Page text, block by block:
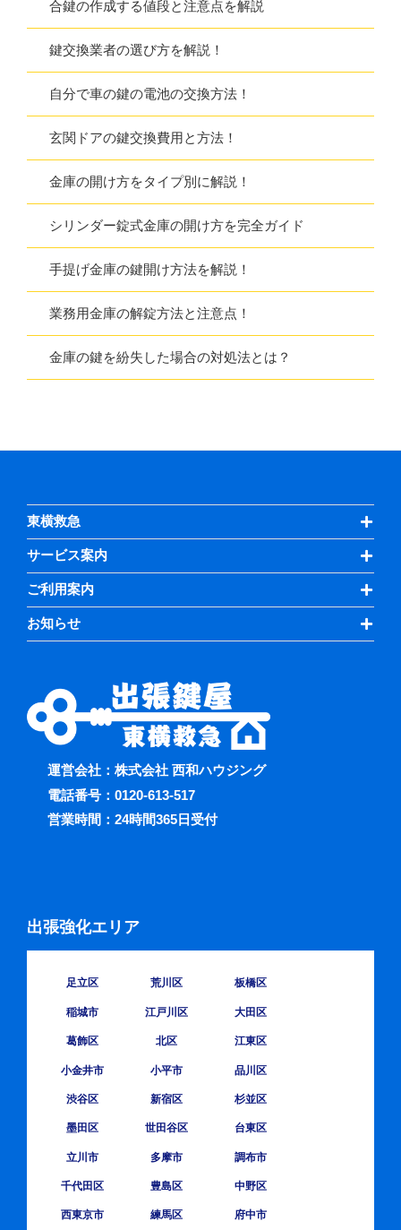
合鍵の作成する値段と注意点を解説
鍵交換業者の選び方を解説！
自分で車の鍵の電池の交換方法！
玄関ドアの鍵交換費用と方法！
金庫の開け方をタイプ別に解説！
シリンダー錠式金庫の開け方を完全ガイド
手提げ金庫の鍵開け方法を解説！
業務用金庫の解錠方法と注意点！
金庫の鍵を紛失した場合の対処法とは？
東横救急
サービス案内
ご利用案内
お知らせ
運営会社：株式会社 西和ハウジング
電話番号： 0120-613-517
営業時間：24時間365日受付
出張強化エリア
足立区 荒川区 板橋区
稲城市 江戸川区 大田区
葛飾区 北区 江東区
小金井市 小平市 品川区
渋谷区 新宿区 杉並区
墨田区 世田谷区 台東区
立川市 多摩市 調布市
千代田区 豊島区 中野区
西東京市 練馬区 府中市